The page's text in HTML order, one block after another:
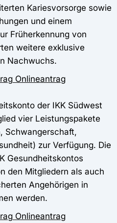
Kariesvorsorge sowie
und einem
Früherkennung von
weitere exklusive
Nachwuchs.
Onlineantrag
der IKK Südwest
vier Leistungspakete
Schwangerschaft,
zur Verfügung. Die
Gesundheitskontos
den Mitgliedern als auch
Angehörigen in
werden.
Onlineantrag